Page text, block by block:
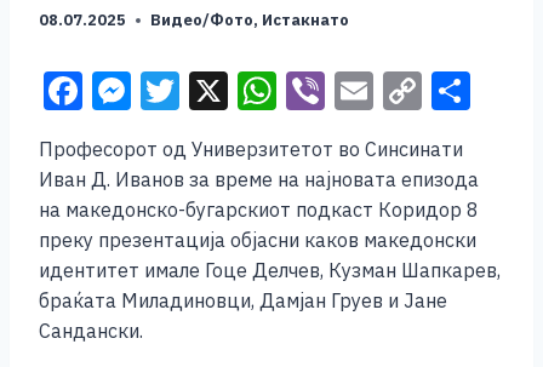
08.07.2025 Видео/Фото, Истакнато
F
a
c
e
b
o
o
M
ss
e
n
g
er
T
wi
tt
er
X W
at
s
A
p
p
Vi
er
E
m
ai
l
C
p
y
Li
n
k
ar
e
Професорот од Универзитетот во Синсинати
Иван Д. Иванов за време на најновата епизода
на македонско-бугарскиот подкаст Коридор 8
преку презентација објасни каков македонски
идентитет имале Гоце Делчев, Кузман Шапкарев,
браќата Миладиновци, Дамјан Груев и Јане
Сандански.